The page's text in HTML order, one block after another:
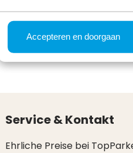
Accepteren en doorgaan
an einem Tag Ihrer
grillen möchten,
Service & Kontakt
Ehrliche Preise bei